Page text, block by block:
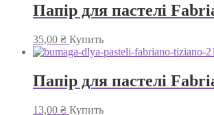
Папір для пастелі
35,00 ₴ Купить
Папір для пастелі
13,00 ₴ Купить